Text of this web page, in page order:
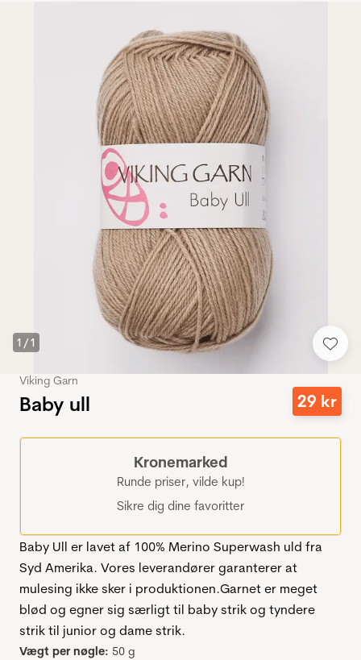
1 /1
Viking Garn
Baby ull 29 kr
Kronemarked
Runde priser, vilde kup!
Sikre dig dine favoritter
Baby Ull er lavet af 100% Merino Superwash uld fra
Syd Amerika. Vores leverandører garanterer at
mulesing ikke sker i produktionen.Garnet er meget
blød og egner sig særligt til baby strik og tyndere
strik til junior og dame strik.
Vægt per nøgle: 50 g